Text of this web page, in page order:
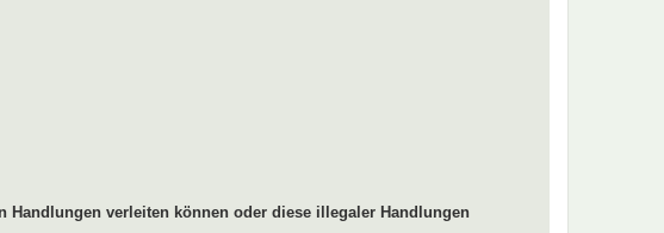
Handlungen verleiten können oder diese illegaler Handlungen